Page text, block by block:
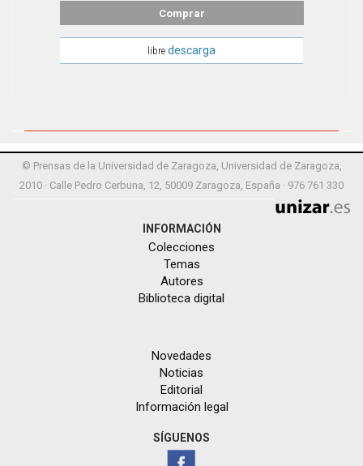
Comprar
libre descarga
© Prensas de la Universidad de Zaragoza, Universidad de Zaragoza,
2010 · Calle Pedro Cerbuna, 12, 50009 Zaragoza, España · 976 761 330
INFORMACIÓN
Colecciones
Temas
Autores
Biblioteca digital
Novedades
Noticias
Editorial
Información legal
SÍGUENOS